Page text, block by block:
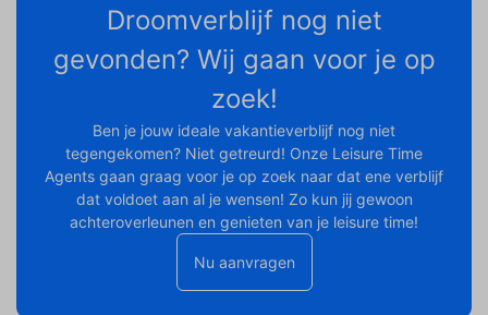
Droomverblijf nog niet
gevonden? Wij gaan voor je op
zoek!
Ben je jouw ideale vakantieverblijf nog niet
tegengekomen? Niet getreurd! Onze Leisure Time
Agents gaan graag voor je op zoek naar dat ene verblijf
dat voldoet aan al je wensen! Zo kun jij gewoon
achteroverleunen en genieten van je leisure time!
Nu aanvragen